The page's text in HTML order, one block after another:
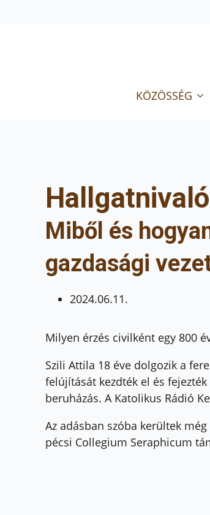
KÖZÖSSÉG
Hallgatnivaló
Miből és
gazdasági
2024.06.11.
Milyen érzés civilként egy 800
Szili Attila 18 éve dolgozik a
felújítását kezdték el és
beruházás. A Katolikus Rádió
Az adásban szóba kerültek
pécsi Collegium Seraphicum